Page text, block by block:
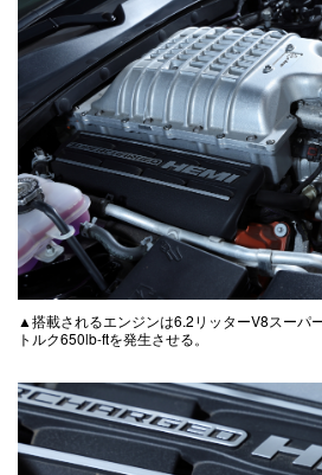
▲搭載されるエンジンは6.2リッターV8スーパ
トルク650lb-ftを発生させる。